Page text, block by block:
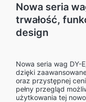
Nowa seria
trwałość,
design
Nowa seria wag DY-
dzięki
oraz przystępnej
pełny przegląd
użytkowania tej